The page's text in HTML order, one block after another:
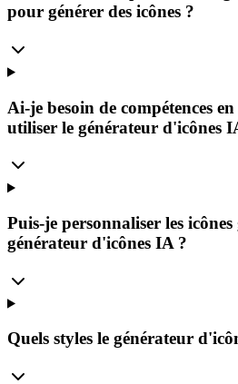
pour générer des icônes ?
Ai-je besoin de compétences
utiliser le générateur d'icônes
Puis-je personnaliser les icônes
générateur d'icônes IA ?
Quels styles le générateur